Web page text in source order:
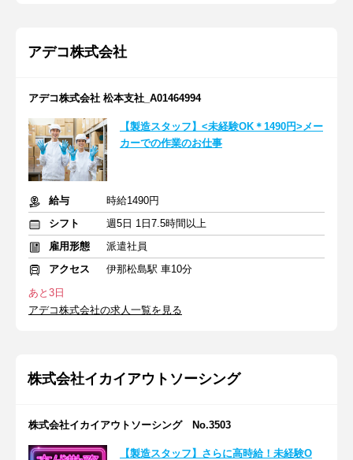
アデコ株式会社
アデコ株式会社 松本支社_A01464994
【製造スタッフ】<未経験OK＊1490円>メー
カーでの作業のお仕事
給与
時給1490円
シフト
週5日 1日7.5時間以上
雇用形態
派遣社員
アクセス
伊那松島駅 車10分
あと3日
アデコ株式会社の求人一覧を見る
株式会社イカイアウトソーシング
株式会社イカイアウトソーシング No.3503
【製造スタッフ】さらに高時給！未経験O